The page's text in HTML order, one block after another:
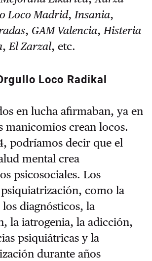
Loco Madrid, Insania,
, GAM Valencia, Histeria
, El Zarzal, etc.
Loco Radikal
en lucha afirmaban, ya en
manicomios crean locos.
podríamos decir que el
mental crea
psicosociales. Los
como la
diagnósticos, la
la iatrogenia, la adicción,
psiquiátricas y la
durante años